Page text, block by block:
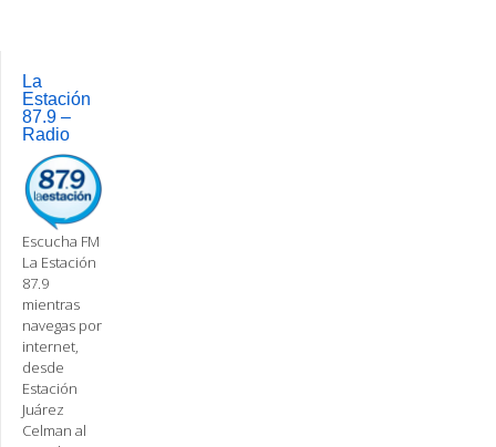
La
Estación
87.9 –
Radio
Escucha FM
La Estación
87.9
mientras
navegas por
internet,
desde
Estación
Juárez
Celman al